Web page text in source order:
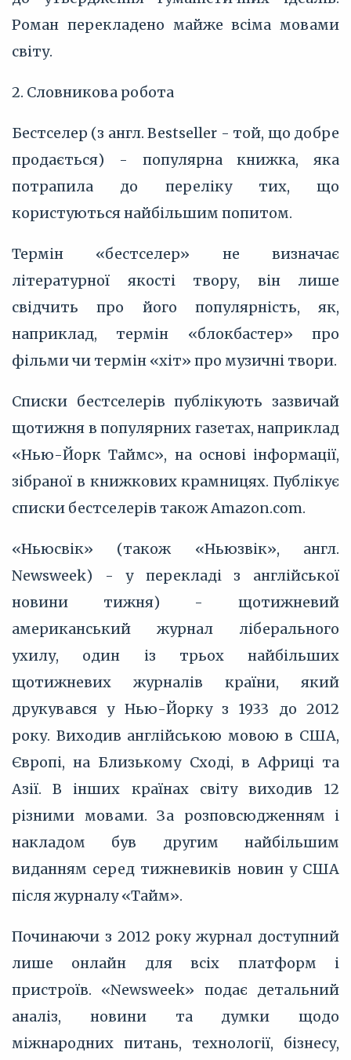
Роман перекладено майже всіма мовами
світу.
2. Словникова робота
Бестселер (з англ. Bestseller - той, що добре
продається) - популярна книжка, яка
потрапила до переліку тих, що
користуються найбільшим попитом.
Термін «бестселер» не визначає
літературної якості твору, він лише
свідчить про його популярність, як,
наприклад, термін «блокбастер» про
фільми чи термін «хіт» про музичні твори.
Списки бестселерів публікують зазвичай
щотижня в популярних газетах, наприклад
«Нью-Йорк Таймс», на основі інформації,
зібраної в книжкових крамницях. Публікує
списки бестселерів також Amazon.com.
«Ньюсвік» (також «Ньюзвік», англ.
Newsweek) - у перекладі з англійської
новини тижня) - щотижневий
американський журнал ліберального
ухилу, один із трьох найбільших
щотижневих журналів країни, який
друкувався у Нью-Йорку з 1933 до 2012
року. Виходив англійською мовою в США,
Європі, на Близькому Сході, в Африці та
Азії. В інших країнах світу виходив 12
різними мовами. За розповсюдженням і
накладом був другим найбільшим
виданням серед тижневиків новин у США
після журналу «Тайм».
Починаючи з 2012 року журнал доступний
лише онлайн для всіх платформ і
пристроїв. «Newsweek» подає детальний
аналіз, новини та думки щодо
міжнародних питань, технології, бізнесу,